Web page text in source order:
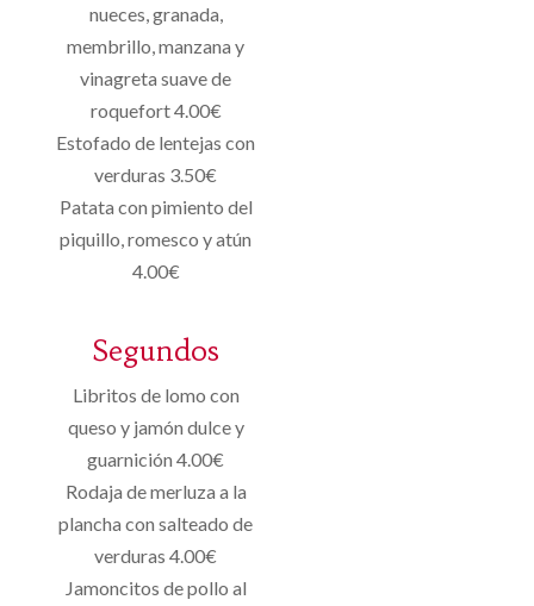
nueces, granada,
membrillo, manzana y
vinagreta suave de
roquefort 4.00€
Estofado de lentejas con
verduras 3.50€
Patata con pimiento del
piquillo, romesco y atún
4.00€
Segundos
Libritos de lomo con
queso y jamón dulce y
guarnición 4.00€
Rodaja de merluza a la
plancha con salteado de
verduras 4.00€
Jamoncitos de pollo al